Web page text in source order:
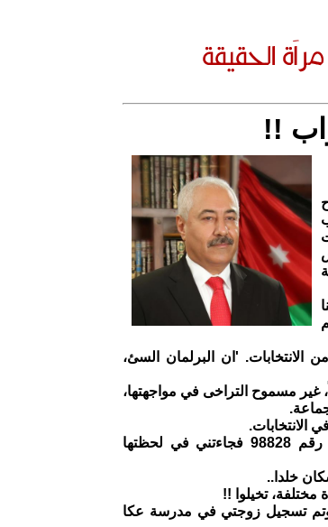
!!
'ان البرلمان السئ،
غير مسموح التراخى في مواجهتها،
الانتخابات.
ذات انتخابات، أرسلتُ أرقامَ أسرتي الوطنية في رسالة إلى رقم 98828 فجاءتني في لحظتها
خلدا..
وتم تسجيل زوجتي في مدرسة عكا